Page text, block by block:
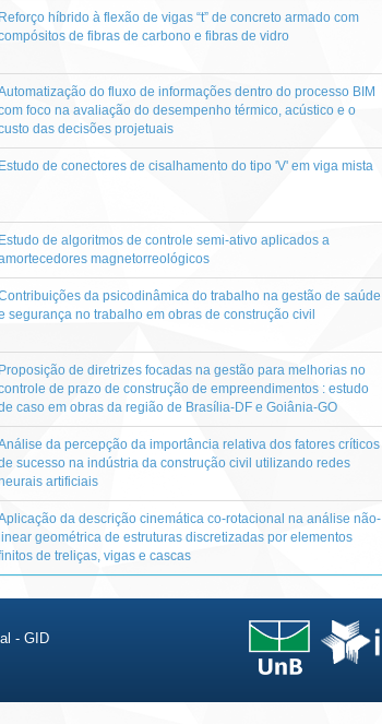
Reforço híbrido à flexão de vigas “t” de concreto armado com
de fibras de carbono e fibras de vidro
do fluxo de informações dentro do processo BIM
foco na avaliação do desempenho térmico, acústico e o
das decisões projetuais
Estudo de conectores de cisalhamento do tipo 'V' em viga mista
Estudo de algoritmos de controle semi-ativo aplicados a
magnetorreológicos
da psicodinâmica do trabalho na gestão de saúde
segurança no trabalho em obras de construção civil
Proposição de diretrizes focadas na gestão para melhorias no
de prazo de construção de empreendimentos : estudo
caso em obras da região de Brasília-DF e Goiânia-GO
da percepção da importância relativa dos fatores críticos
sucesso na indústria da construção civil utilizando redes
artificiais
da descrição cinemática co-rotacional na análise não-
linear geométrica de estruturas discretizadas por elementos
de treliças, vigas e cascas
- GID